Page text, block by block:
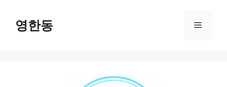
영한동 메